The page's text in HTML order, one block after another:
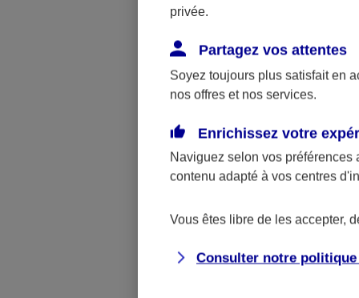
En outre, à
catégorie
taux en
Pourquoi
privée.
Partagez vos attentes
Soyez toujours plus satisfait en
nos offres et nos services.
Enrichissez votre
Naviguez selon vos préférences
contenu adapté à vos centres
Vous êtes libre de les accepter,
Consulter notre politique